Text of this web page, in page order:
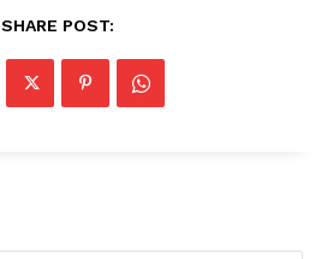
SHARE POST: